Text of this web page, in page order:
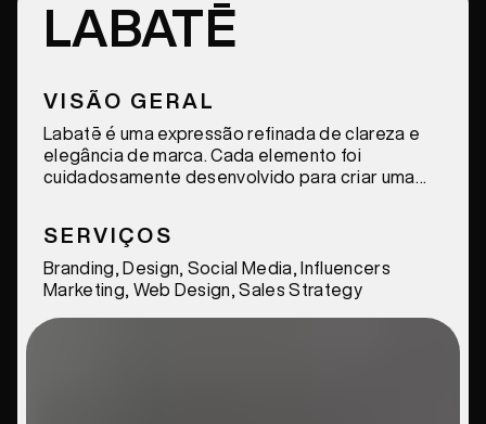
LABATĒ
VISÃO GERAL
Labatē é uma expressão refinada de clareza e
elegância de marca. Cada elemento foi
cuidadosamente desenvolvido para criar uma
SERVIÇOS
Branding, Design, Social Media, Influencers
Marketing, Web Design, Sales Strategy